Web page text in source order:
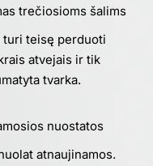
trečiosioms šalims
turi teisę perduoti
atvejais ir tik
tvarka.
nuostatos
atnaujinamos.